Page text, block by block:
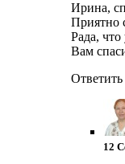
Ирина,
Приятно
Рада, что
Вам
Ответить
12